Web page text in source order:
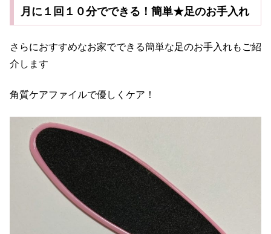
月に１回１０分でできる！簡単★足のお手入れ
さらにおすすめなお家でできる簡単な足のお手入れもご紹
介します
角質ケアファイルで優しくケア！